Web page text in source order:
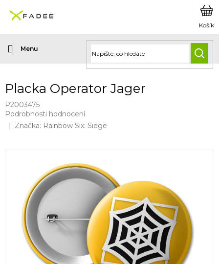
obsah
Placka Operator Jager
P2003475
Průměrné
hodnocení
hvězdiček.
Podrobnosti hodnocení
Značka: Rainbow Six: Siege